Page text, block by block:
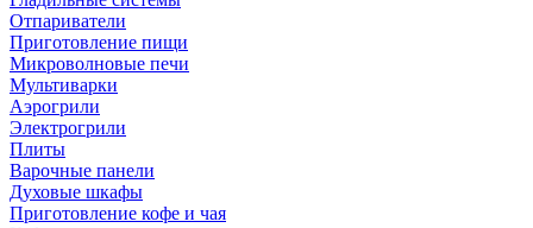
Отпариватели
Приготовление пищи
Микроволновые печи
Мультиварки
Аэрогрили
Электрогрили
Плиты
Варочные панели
Духовые шкафы
Приготовление кофе и чая